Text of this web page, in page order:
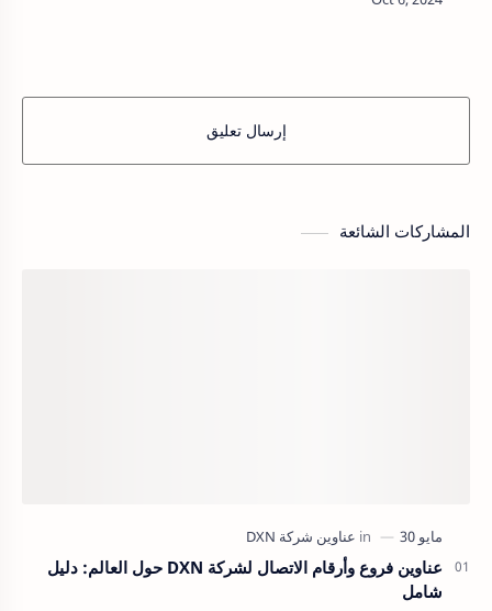
باهظ الثمن ولحسن الحظ هنا…
إرسال تعليق
المشاركات الشائعة
عناوين فروع وأرقام الاتصال لشركة DXN حول العالم: دليل
شامل